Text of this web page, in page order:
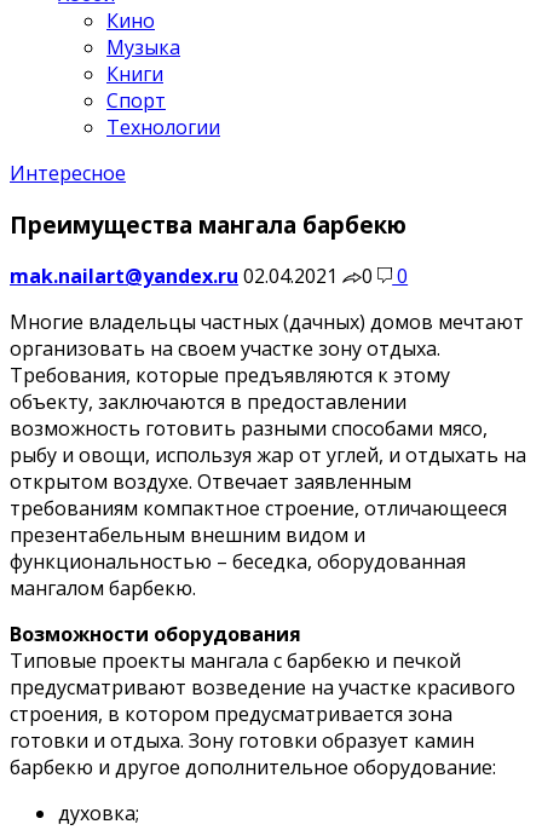
Кино
Музыка
Книги
Спорт
Технологии
Интересное
Преимущества мангала барбекю
mak.nailart@yandex.ru 02.04.2021 0
0
Многие владельцы частных (дачных) домов мечтают
организовать на своем участке зону отдыха.
Требования, которые предъявляются к этому
объекту, заключаются в предоставлении
возможность готовить разными способами мясо,
рыбу и овощи, используя жар от углей, и отдыхать на
открытом воздухе. Отвечает заявленным
требованиям компактное строение, отличающееся
презентабельным внешним видом и
функциональностью – беседка, оборудованная
мангалом барбекю.
Возможности оборудования
Типовые проекты мангала с барбекю и печкой
предусматривают возведение на участке красивого
строения, в котором предусматривается зона
готовки и отдыха. Зону готовки образует камин
барбекю и другое дополнительное оборудование:
духовка;